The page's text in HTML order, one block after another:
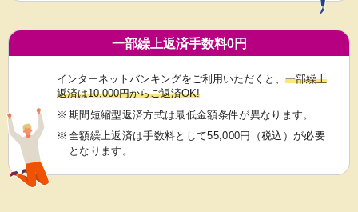
一部繰上返済手数料0円
インターネットバンキングをご利用いただくと、 一部繰上
返済は10,000円からご返済OK!
※ 期間短縮型返済方式は最低金額条件が異なります。
※ 全額繰上返済は手数料として55,000円（税込）が必要
となります。